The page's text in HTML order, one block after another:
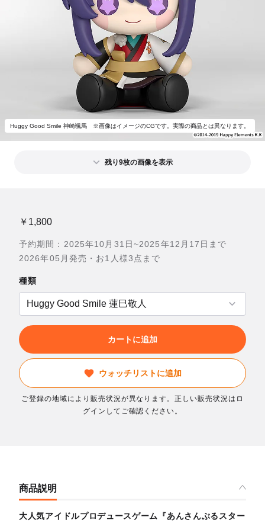
Huggy Good Smile 神崎颯馬 ※画像はイメージのCGです。実際の商品とは異なります。
残り9枚の画像を表示
￥1,800
予約期間：2025年10月31日~2025年12月17日まで
2026年05月発売・お1人様3点まで
種類
カートに追加
ウォッチリストに追加
ご登録の地域により販売状況が異なります。正しい販売状況はロ
グインしてご確認ください。
商品説明
大人気アイドルプロデュースゲーム『あんさんぶるスター